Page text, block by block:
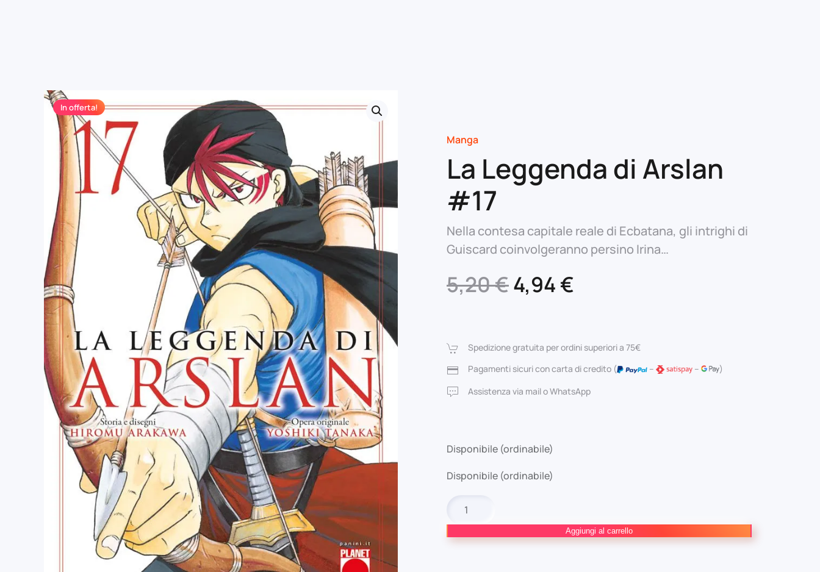
In offerta!
Manga
La Leggenda di Arslan
#17
Nella contesa capitale reale di Ecbatana, gli intrighi di
Guiscard coinvolgeranno persino Irina…
5,20€Il
originale
era:
5,20 €.
4,94€
attuale
è:
4,94 €.
Spedizione gratuita per ordini superiori a 75€
Pagamenti sicuri con carta di credito (
– –
)
Assistenza via mail o WhatsApp
Disponibile (ordinabile)
Disponibile (ordinabile)
Leggenda
Arslan
Aggiungi al carrello